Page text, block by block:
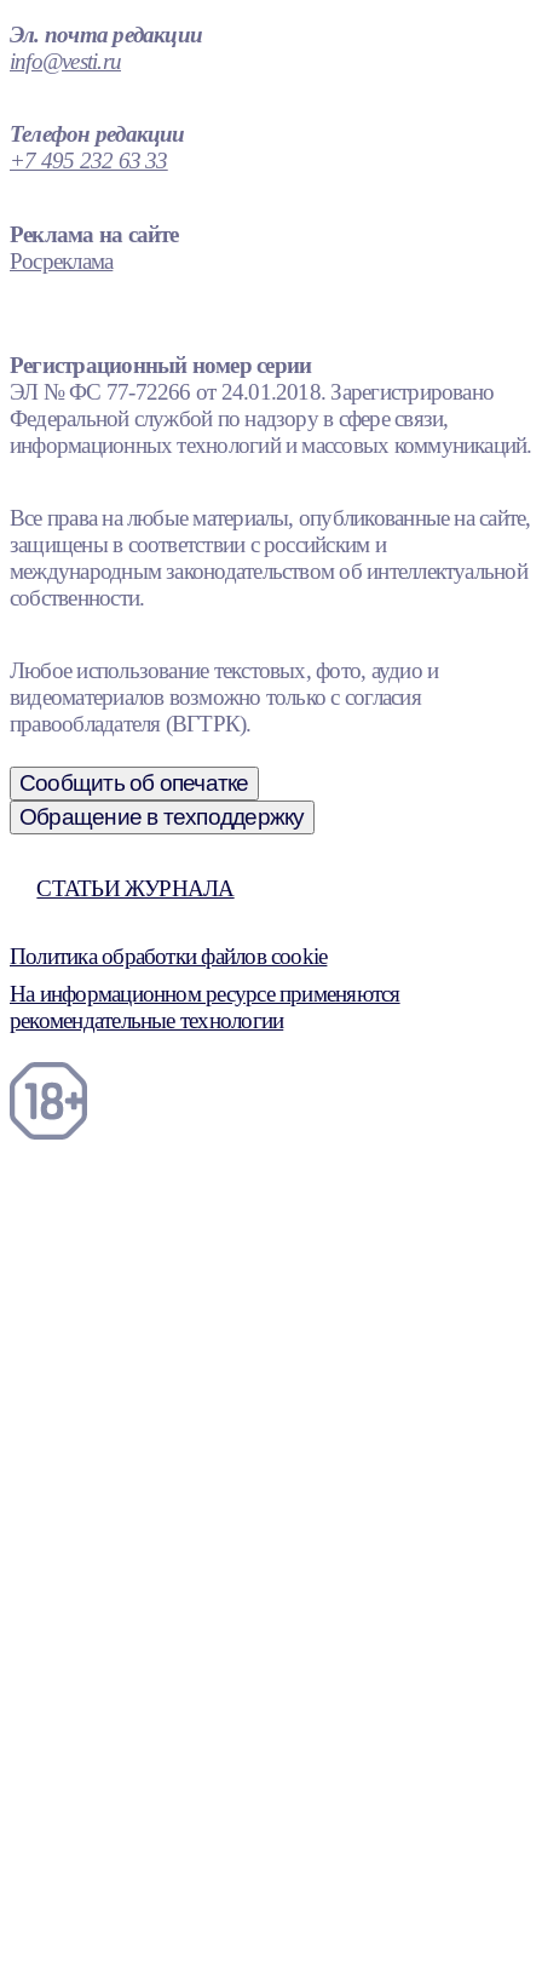
Эл. почта редакции
info@vesti.ru
Телефон редакции
+7 495 232 63 33
Реклама на сайте
Росреклама
Регистрационный номер серии
ЭЛ № ФС 77-72266 от 24.01.2018. Зарегистрировано
Федеральной службой по надзору в сфере связи,
информационных технологий и массовых коммуникаций.
Все права на любые материалы, опубликованные на сайте,
защищены в соответствии с российским и
международным законодательством об интеллектуальной
собственности.
Любое использование текстовых, фото, аудио и
видеоматериалов возможно только с согласия
правообладателя (ВГТРК).
Сообщить об опечатке
Обращение в техподдержку
СТАТЬИ ЖУРНАЛА
Политика обработки файлов cookie
На информационном ресурсе применяются
рекомендательные технологии